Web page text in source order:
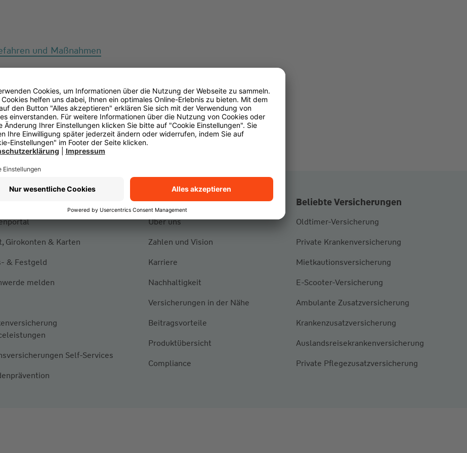
und Maßnahmen
Girokonten & Karten
& Festgeld
melden
Self-Services
Über die Württembergische
Über uns
Zahlen und Vision
Karriere
Nachhaltigkeit
Versicherungen in der Nähe
Beitragsvorteile
Produktübersicht
Compliance
Beliebte Versicherungen
Oldtimer-Versicherung
Private Krankenversicherung
Mietkautionsversicherung
E-Scooter-Versicherung
Ambulante Zusatzversicherung
Krankenzusatzversicherung
Auslandsreisekrankenversicherung
Private Pflegezusatzversicherung